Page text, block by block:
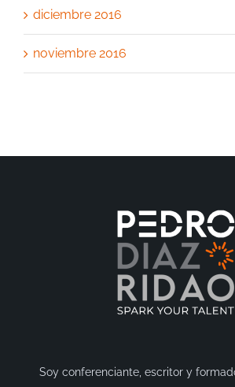
diciembre 2016
noviembre 2016
Soy conferenciante, escritor y